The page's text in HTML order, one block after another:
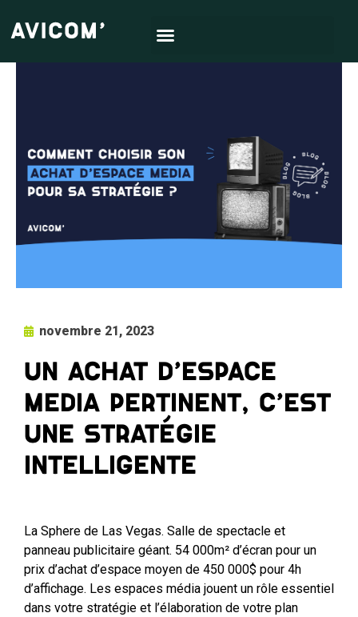
novembre 21, 2023
Un achat d’espace
media pertinent, c’est
une stratégie
intelligente
La Sphere de Las Vegas. Salle de spectacle et
panneau publicitaire géant. 54 000m² d’écran pour un
prix d’achat d’espace moyen de 450 000$ pour 4h
d’affichage. Les espaces média jouent un rôle essentiel
dans votre stratégie et l’élaboration de votre plan